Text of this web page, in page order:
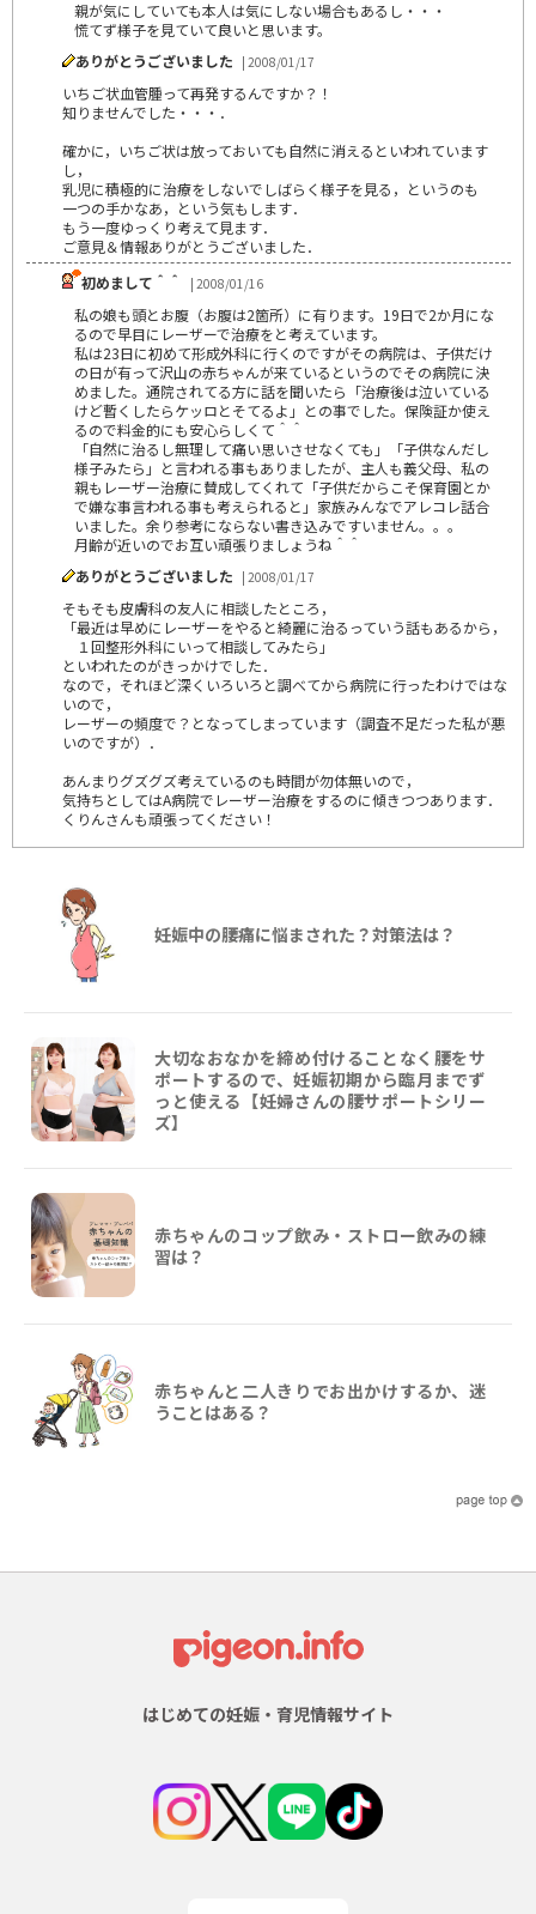
親が気にしていても本人は気にしない場合もあるし・・・
慌てず様子を見ていて良いと思います。
ありがとうございました | 2008/01/17
いちご状血管腫って再発するんですか？！
知りませんでした・・・．
確かに，いちご状は放っておいても自然に消えるといわれています
し，
乳児に積極的に治療をしないでしばらく様子を見る，というのも
一つの手かなあ，という気もします．
もう一度ゆっくり考えて見ます．
ご意見＆情報ありがとうございました．
初めまして＾＾
| 2008/01/16
私の娘も頭とお腹（お腹は2箇所）に有ります。19日で2か月にな
るので早目にレーザーで治療をと考えています。
私は23日に初めて形成外科に行くのですがその病院は、子供だけ
の日が有って沢山の赤ちゃんが来ているというのでその病院に決
めました。通院されてる方に話を聞いたら「治療後は泣いている
けど暫くしたらケッロとそてるよ」との事でした。保険証か使え
るので料金的にも安心らしくて＾＾
「自然に治るし無理して痛い思いさせなくても」「子供なんだし
様子みたら」と言われる事もありましたが、主人も義父母、私の
親もレーザー治療に賛成してくれて「子供だからこそ保育園とか
で嫌な事言われる事も考えられると」家族みんなでアレコレ話合
いました。余り参考にならない書き込みですいません。。。
月齢が近いのでお互い頑張りましょうね＾＾
ありがとうございました | 2008/01/17
そもそも皮膚科の友人に相談したところ，
「最近は早めにレーザーをやると綺麗に治るっていう話もあるから，
１回整形外科にいって相談してみたら」
といわれたのがきっかけでした．
なので，それほど深くいろいろと調べてから病院に行ったわけではな
いので，
レーザーの頻度で？となってしまっています（調査不足だった私が悪
いのですが）．
あんまりグズグズ考えているのも時間が勿体無いので，
気持ちとしてはA病院でレーザー治療をするのに傾きつつあります．
くりんさんも頑張ってください！
妊娠中の腰痛に悩まされた？対策法は？
大切なおなかを締め付けることなく腰をサ
ポートするので、妊娠初期から臨月までず
っと使える【妊婦さんの腰サポートシリー
ズ】
赤ちゃんのコップ飲み・ストロー飲みの練
習は？
赤ちゃんと二人きりでお出かけするか、迷
うことはある？
はじめての妊娠・育児情報サイト